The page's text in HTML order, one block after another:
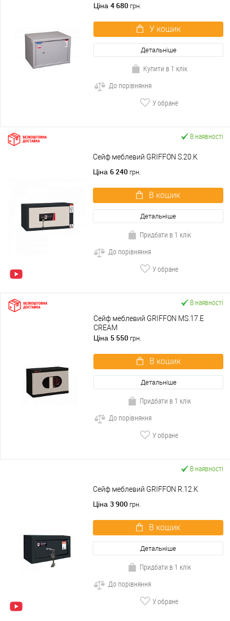
Ціна 4 680 грн.
У кошик
Детальніше
Купити в 1 клік
До порівняння
У обране
В наявності
Сейф меблевий GRIFFON S.20.K
Ціна 6 240 грн.
В кошик
Детальніше
Придбати в 1 клік
До порівняння
У обране
В наявності
Сейф меблевий GRIFFON MS.17.E
CREAM
Ціна 5 550 грн.
В кошик
Детальніше
Придбати в 1 клік
До порівняння
У обране
В наявності
Сейф меблевий GRIFFON R.12.K
Ціна 3 900 грн.
В кошик
Детальніше
Придбати в 1 клік
До порівняння
У обране